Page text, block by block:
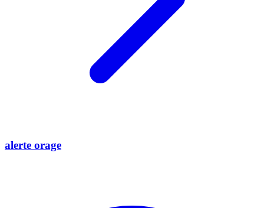
alerte orage